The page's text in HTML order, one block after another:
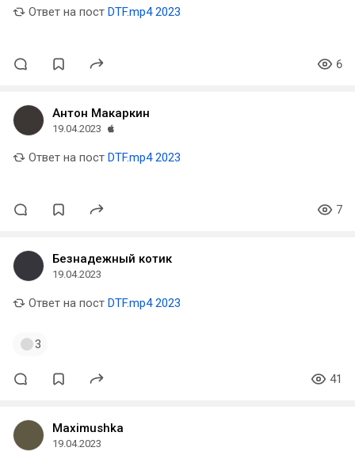
Ответ на пост DTF.mp4 2023
6
Антон Макаркин
19.04.2023
Ответ на пост DTF.mp4 2023
7
Безнадежный котик
19.04.2023
Ответ на пост DTF.mp4 2023
3
41
Maximushka
19.04.2023